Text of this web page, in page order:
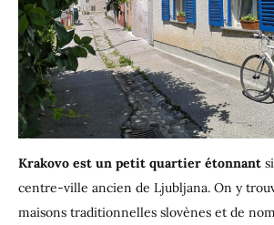
Krakovo est un petit quartier étonnant
centre-ville ancien de Ljubljana. On y
maisons traditionnelles slovènes et de